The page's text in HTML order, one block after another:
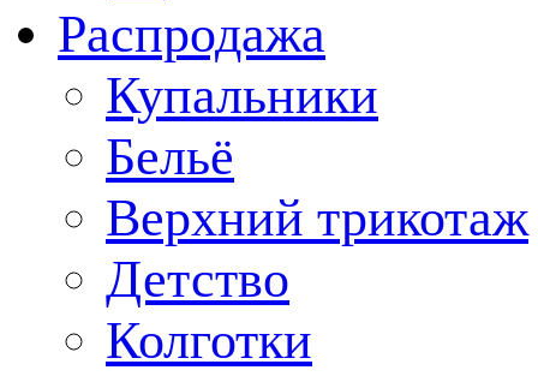
Распродажа
Купальники
Бельё
Верхний трикотаж
Детство
Колготки